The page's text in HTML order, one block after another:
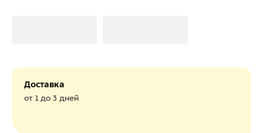
Доставка
от 1 до 3 дней